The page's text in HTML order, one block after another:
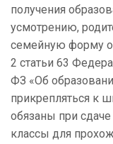
получения
усмотрению,
семейную форму
2 статьи 63
ФЗ «Об
прикрепляться к
обязаны при
классы для